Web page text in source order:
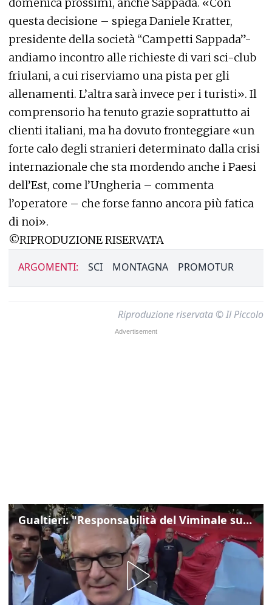
questa decisione – spiega Daniele Kratter,
presidente della società “Campetti Sappada”-
andiamo incontro alle richieste di vari sci-club
friulani, a cui riserviamo una pista per gli
allenamenti. L’altra sarà invece per i turisti». Il
comprensorio ha tenuto grazie soprattutto ai
clienti italiani, ma ha dovuto fronteggiare «un
forte calo degli stranieri determinato dalla crisi
internazionale che sta mordendo anche i Paesi
dell’Est, come l’Ungheria – commenta
l’operatore – che forse fanno ancora più fatica
di noi».
©RIPRODUZIONE RISERVATA
ARGOMENTI: SCI MONTAGNA PROMOTUR
Riproduzione riservata © Il Piccolo
Gualtieri: "Responsabilità del Viminale su Spin Time? La posizione dei partiti è nota"